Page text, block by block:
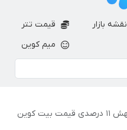
نقشه بازار
قیمت تتر
میم کوین